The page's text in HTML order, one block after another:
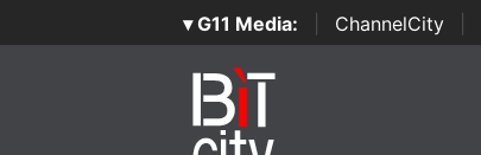
▾ G11 Media: ChannelCity